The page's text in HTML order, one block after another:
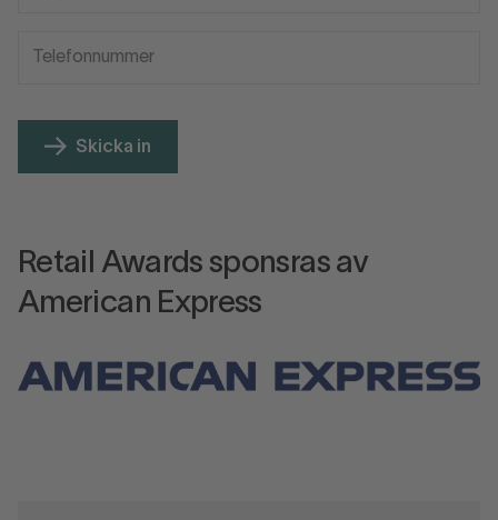
Skicka in
Retail Awards sponsras av
American Express